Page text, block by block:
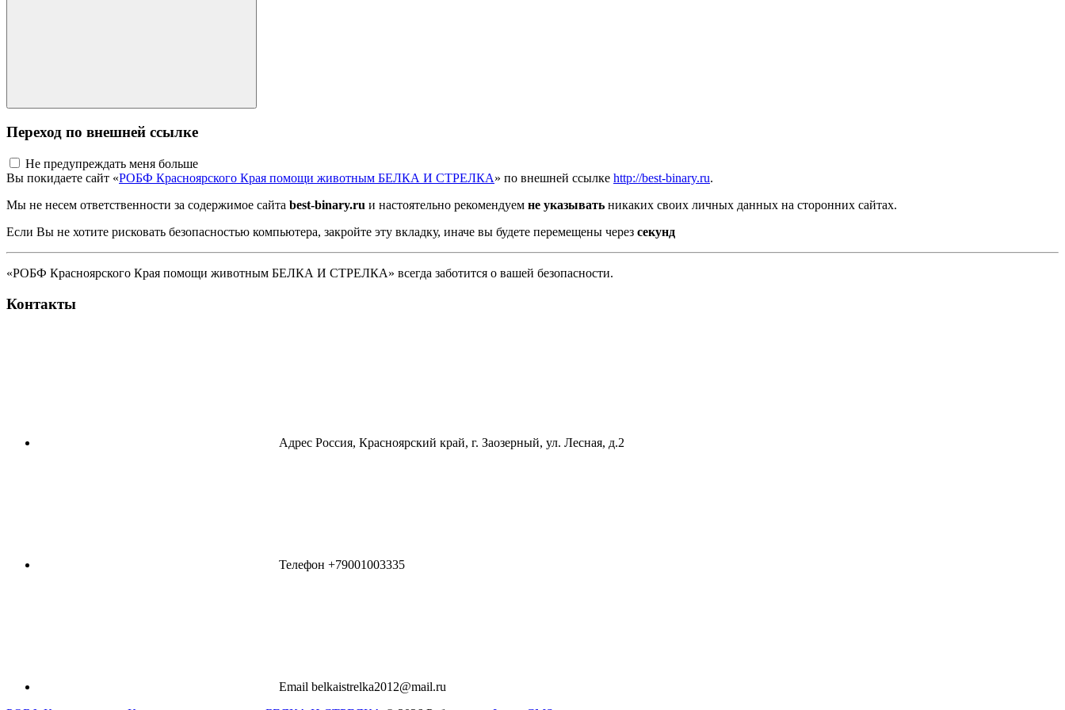
Переход по внешней ссылке
Не предупреждать меня больше
Вы покидаете сайт «РОБФ Красноярского Края помощи животным БЕЛКА И СТРЕЛКА» по внешней ссылке http://best-binary.ru.
Мы не несем ответственности за содержимое сайта best-binary.ru и настоятельно рекомендуем не указывать никаких своих личных данных на сторонних сайтах.
Если Вы не хотите рисковать безопасностью компьютера, закройте эту вкладку, иначе вы будете перемещены через секунд
«РОБФ Красноярского Края помощи животным БЕЛКА И СТРЕЛКА» всегда заботится о вашей безопасности.
Контакты
Адрес Россия, Красноярский край, г. Заозерный, ул. Лесная, д.2
Телефон +79001003335
Email belkaistrelka2012@mail.ru